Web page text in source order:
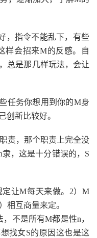
，指令不能乱下，有些
样会招来M的反感。自
总是那几样玩法，会让
任务你想用到你的M身
创新比较好。
责，那个职责上完全没
，这是十分错误的，S
让M每天来做。2）M
相互商量来定。
不是所有M都是性n，
找女S的原因这也是这